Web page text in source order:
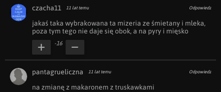
czacha11 11 lat temu Odpowiedz
jakaś taka wybrakowana ta mizeria ze śmietany i mleka,
poza tym tego nie daje się obok, a na pyry i mięsko
-16
pantagrueliczna 11 lat temu Odpowiedz
na zmianę z makaronem z truskawkami